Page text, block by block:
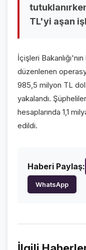
GALERİLER
FOTO GALERİ
KURUMSAL
TL'yi aşan
İçişleri
düzenlenen
985,5 milyon TL
yakalandı.
hesaplarında 1,1
edildi.
Haberi Paylaş:
WhatsApp